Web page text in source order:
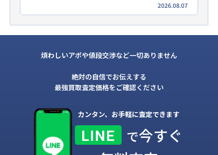
2026.08.07
煩わしいアポや値段交渉など一切ありません
絶対の自信でお伝えする
最強買取査定価格をご確認ください
カンタン、お手軽に査定できます
LINE で今すぐ